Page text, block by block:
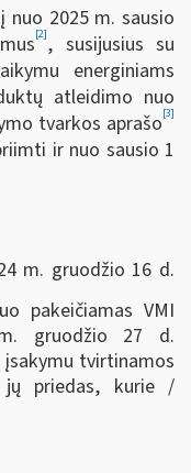
2025 m. sausio
[2], susijusius su
energiniams
atleidimo nuo
tvarkos aprašo[3]
ir nuo sausio 1
m. gruodžio 16 d.
pakeičiamas VMI
gruodžio 27 d.
įsakymu tvirtinamos
priedas, kurie /